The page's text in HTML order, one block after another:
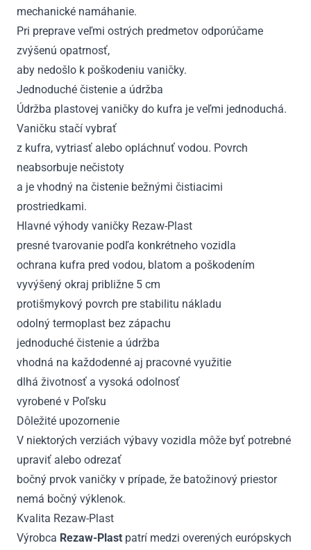
mechanické namáhanie.
Pri preprave veľmi ostrých predmetov odporúčame
zvýšenú opatrnosť,
aby nedošlo k poškodeniu vaničky.
Jednoduché čistenie a údržba
Údržba plastovej vaničky do kufra je veľmi jednoduchá.
Vaničku stačí vybrať
z kufra, vytriasť alebo opláchnuť vodou. Povrch
neabsorbuje nečistoty
a je vhodný na čistenie bežnými čistiacimi
prostriedkami.
Hlavné výhody vaničky Rezaw-Plast
presné tvarovanie podľa konkrétneho vozidla
ochrana kufra pred vodou, blatom a poškodením
vyvýšený okraj približne 5 cm
protišmykový povrch pre stabilitu nákladu
odolný termoplast bez zápachu
jednoduché čistenie a údržba
vhodná na každodenné aj pracovné využitie
dlhá životnosť a vysoká odolnosť
vyrobené v Poľsku
Dôležité upozornenie
V niektorých verziách výbavy vozidla môže byť potrebné
upraviť alebo odrezať
bočný prvok vaničky v prípade, že batožinový priestor
nemá bočný výklenok.
Kvalita Rezaw-Plast
Výrobca Rezaw-Plast patrí medzi overených európskych